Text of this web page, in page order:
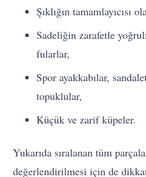
Şıklığın tamamlayıcısı
Sadeliğin zarafetle
fularlar,
Spor ayakkabılar,
topuklular,
Küçük ve zarif küpeler.
Yukarıda sıralanan tüm
değerlendirilmesi için de